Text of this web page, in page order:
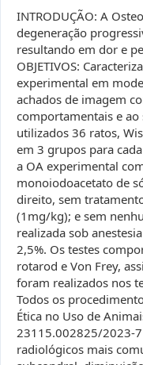
INTRODUÇÃO: A
degeneração
resultando em dor e
OBJETIVOS:
experimental em
achados de imagem
comportamentais e ao
utilizados 36 ratos,
em 3 grupos para
a OA experimental
monoiodoacetato de
direito, sem
(1mg/kg); e sem
realizada sob
2,5%. Os testes
rotarod e Von Frey,
foram realizados nos
Todos os
Ética no Uso de
23115.002825/2023-
radiológicos mais